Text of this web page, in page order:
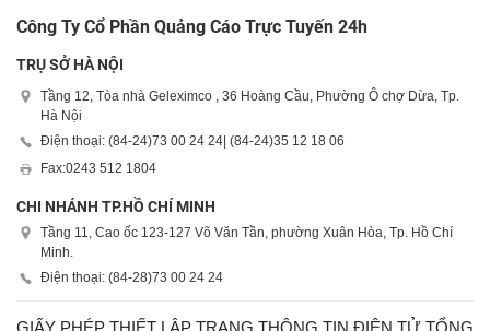
Công Ty Cổ Phần Quảng Cáo Trực Tuyến 24h
TRỤ SỞ HÀ NỘI
Tầng 12, Tòa nhà Geleximco , 36 Hoàng Cầu, Phường Ô chợ Dừa, Tp.
Hà Nội
Điện thoại: (84-24)73 00 24 24| (84-24)35 12 18 06
Fax:0243 512 1804
CHI NHÁNH TP.HỒ CHÍ MINH
Tầng 11, Cao ốc 123-127 Võ Văn Tần, phường Xuân Hòa, Tp. Hồ Chí
Minh.
Điện thoại: (84-28)73 00 24 24
GIẤY PHÉP THIẾT LẬP TRANG THÔNG TIN ĐIỆN TỬ TỔNG